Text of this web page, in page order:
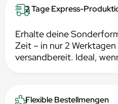
2 Tage Express-
Erhalte deine
Zeit – in nur 2
versandbereit. Ideal,
Flexible Bestellmengen